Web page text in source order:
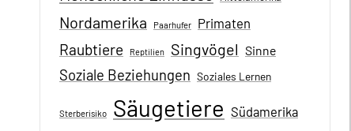
Nordamerika Paarhufer Primaten
Raubtiere Reptilien Singvögel Sinne
Soziale Beziehungen Soziales Lernen
Sterberisiko Säugetiere Südamerika